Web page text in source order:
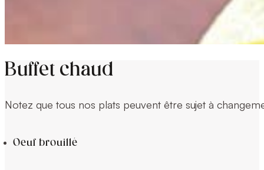
Buffet chaud
Notez que tous nos plats peuvent être sujet à
Oeuf brouillé